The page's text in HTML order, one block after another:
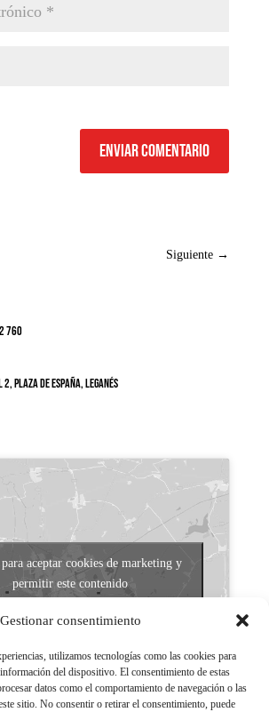
Gestionar consentimiento
utilizamos tecnologías como las cookies para
del dispositivo. El consentimiento de estas
datos como el comportamiento de navegación o las
sitio. No consentir o retirar el consentimiento, puede
Enviar comentario
Siguiente →
760
Plaza de España, Leganés
aceptar cookies de marketing y
permitir este contenido